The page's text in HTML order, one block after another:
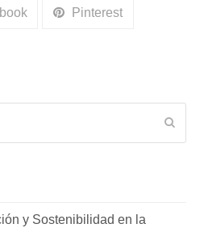
Pinterest
y Sostenibilidad en la